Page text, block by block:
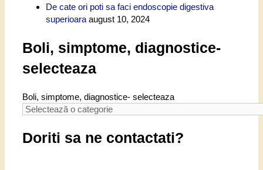
De cate ori poti sa faci endoscopie digestiva
superioara august 10, 2024
Boli, simptome, diagnostice-
selecteaza
Boli, simptome, diagnostice- selecteaza
Doriti sa ne contactati?